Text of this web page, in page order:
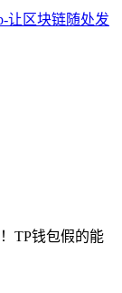
TP钱包假的能